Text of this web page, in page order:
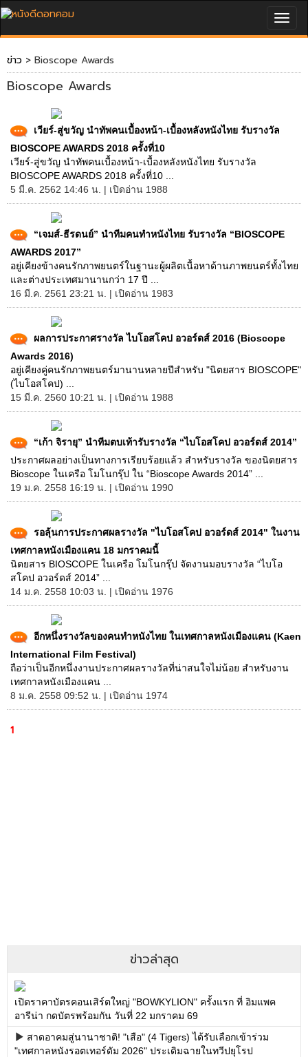
ข่าว > Bioscope Awards
Bioscope Awards
เวียร์-สู่ขวัญ นำทัพคนเบื้องหน้า-เบื้องหลังหนังไทย รับรางวัล
BIOSCOPE AWARDS 2018 ครั้งที่10
เวียร์-สู่ขวัญ นำทัพคนเบื้องหน้า-เบื้องหลังหนังไทย รับรางวัล
BIOSCOPE AWARDS 2018 ครั้งที่10 ...
5 มี.ค. 2562 14:46 น. | เปิดอ่าน 1988
“เจมส์-ธีรดนย์” นำทีมคนทำหนังไทย รับรางวัล “BIOSCOPE
AWARDS 2017”
อยู่เคียงข้างคนรักภาพยนตร์ในฐานะผู้ผลิตเนื้อหาด้านภาพยนตร์ทั้งไทย
และต่างประเทศมานานกว่า 17 ปี ...
16 มี.ค. 2561 23:21 น. | เปิดอ่าน 1983
ผลการประกาศรางวัล ไบโอสโคป อวอร์ดส์ 2016 (Bioscope
Awards 2016)
อยู่เคียงคู่คนรักภาพยนตร์มานานหลายปีสำหรับ "นิตยสาร BIOSCOPE"
(ไบโอสโคป) ...
15 มี.ค. 2560 10:21 น. | เปิดอ่าน 1988
“เก้า จิรายุ” นำทีมตบเท้ารับรางวัล “ไบโอสโคป อวอร์ดส์ 2014”
ประกาศผลอย่างเป็นทางการเรียบร้อยแล้ว สำหรับรางวัล ของนิตยสาร
Bioscope ในเครือ โมโนกรุ๊ป ใน “Bioscope Awards 2014” ...
19 ม.ค. 2558 16:19 น. | เปิดอ่าน 1990
รอลุ้นการประกาศผลรางวัล "ไบโอสโคป อวอร์ดส์ 2014" ในงาน
เทศกาลหนังเมืองแคน 18 มกราคมนี้
นิตยสาร BIOSCOPE ในเครือ โมโนกรุ๊ป จัดงานมอบรางวัล “ไบโอ
สโคป อวอร์ดส์ 2014” ...
14 ม.ค. 2558 10:03 น. | เปิดอ่าน 1976
อีกหนึ่งรางวัลของคนทำหนังไทย ในเทศกาลหนังเมืองแคน (Kaen
International Film Festival)
ถือว่าเป็นอีกหนึ่งงานประกาศผลรางวัลที่น่าสนใจไม่น้อย สำหรับงาน
เทศกาลหนังเมืองแคน ...
8 ม.ค. 2558 09:52 น. | เปิดอ่าน 1974
1
ข่าวล่าสุด
เปิดราคาบัตรคอนเสิร์ตใหญ่ "BOWKYLION" ครั้งแรก ที่ อิมแพค
อารีน่า กดบัตรพร้อมกัน วันที่ 22 มกราคม 69
สาดอาคมสู่นานาชาติ! "เสือ" (4 Tigers) ได้รับเลือกเข้าร่วม
"เทศกาลหนังรอตเทอร์ดัม 2026" ประเดิมฉายในทวีปยุโรป